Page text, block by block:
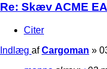
Re: Skæv ACME EA
Citer
Indlæg afCargoman »